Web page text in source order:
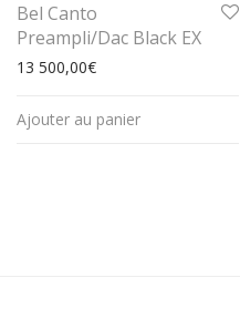
Bel Canto
Preampli/Dac Black EX
13 500,00€
Ajouter au panier